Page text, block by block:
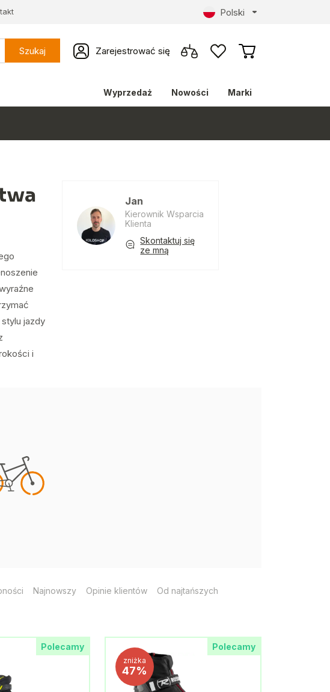
Polski
Szukaj Zarejestrować się
Wyprzedaż Nowości Marki
jazdy
i
Jan
Kierownik Wsparcia
Klienta
Skontaktuj się
ze mną
Najnowszy Opinie klientów Od najtańszych
Polecamy Polecamy
zniżka
47%